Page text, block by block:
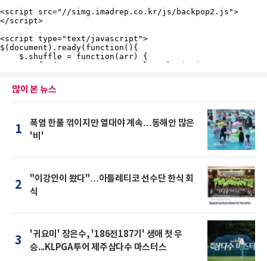
많이 본 뉴스
1
폭염 한풀 꺾이지만 열대야 계속…동해안 많은
'비'
2
"이강인이 쐈다"…아틀레티코 선수단 한식 회
식
3
'귀요미' 장은수, '186전187기' 생애 첫 우
승...KLPGA투어 제주삼다수 마스터스